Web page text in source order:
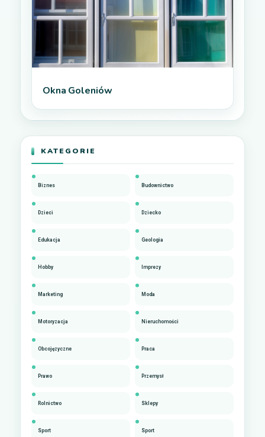
Okna Goleniów
KATEGORIE
Biznes Budownictwo
Dzieci Dziecko
Edukacja Geologia
Hobby Imprezy
Marketing Moda
Motoryzacja Nieruchomości
Obcojęzyczne Praca
Prawo Przemysł
Rolnictwo Sklepy
Sport Sport